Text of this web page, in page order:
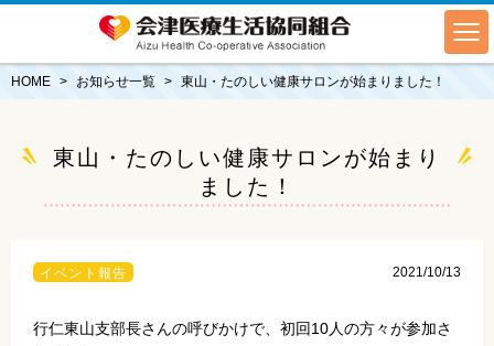
HOME お知らせ一覧 東山・たのしい健康サロンが始まりました！
東山・たのしい健康サロンが始まり
ました！
イベント報告 2021/10/13
行仁東山支部長さんの呼びかけで、初回10人の方々が参加さ